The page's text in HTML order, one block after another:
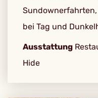
bei Tag und
Ausstattung
Hide